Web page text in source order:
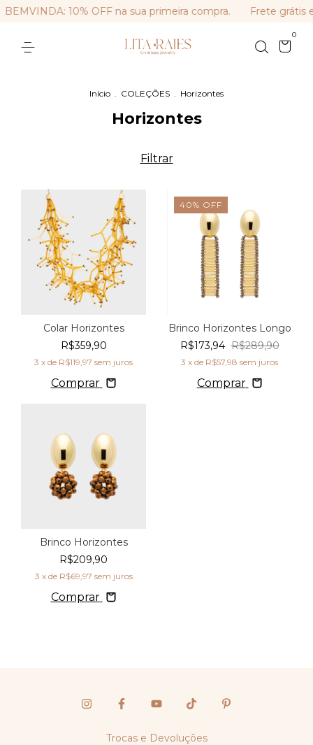
10% OFF na sua primeira compra. Frete grátis
0
Início . COLEÇÕES . Horizontes
Horizontes
Filtrar
Colar Horizontes
R$359,90
3 x de R$119,97 sem juros
Comprar
40% OFF
Brinco Horizontes Longo
R$173,94 R$289,90
3 x de R$57,98 sem juros
Comprar
Brinco Horizontes
R$209,90
3 x de R$69,97 sem juros
Comprar
Trocas e Devoluções